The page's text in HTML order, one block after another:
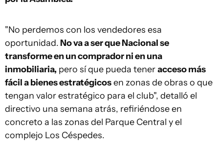
"No perdemos con los vendedores esa
oportunidad. No va a ser que Nacional se
transforme en un comprador ni en una
inmobiliaria, pero sí que pueda teneracceso más
fácil a bienes estratégicosen zonas de obras o que
tengan valor estratégico para el club", detalló el
directivo una semana atrás, refiriéndose en
concreto a las zonas del Parque Central y el
complejo Los Céspedes.